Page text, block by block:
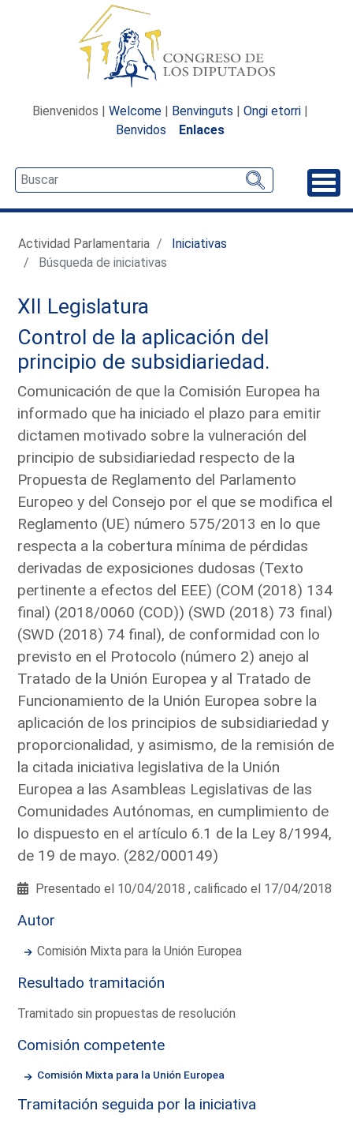
Bienvenidos | Welcome | Benvinguts | Ongi etorri |
Benvidos
Enlaces
Actividad Parlamentaria
Iniciativas
Búsqueda de iniciativas
XII Legislatura
Control de la aplicación del
principio de subsidiariedad.
Comunicación de que la Comisión Europea ha
informado que ha iniciado el plazo para emitir
dictamen motivado sobre la vulneración del
principio de subsidiariedad respecto de la
Propuesta de Reglamento del Parlamento
Europeo y del Consejo por el que se modifica el
Reglamento (UE) número 575/2013 en lo que
respecta a la cobertura mínima de pérdidas
derivadas de exposiciones dudosas (Texto
pertinente a efectos del EEE) (COM (2018) 134
final) (2018/0060 (COD)) (SWD (2018) 73 final)
(SWD (2018) 74 final), de conformidad con lo
previsto en el Protocolo (número 2) anejo al
Tratado de la Unión Europea y al Tratado de
Funcionamiento de la Unión Europea sobre la
aplicación de los principios de subsidiariedad y
proporcionalidad, y asimismo, de la remisión de
la citada iniciativa legislativa de la Unión
Europea a las Asambleas Legislativas de las
Comunidades Autónomas, en cumplimiento de
lo dispuesto en el artículo 6.1 de la Ley 8/1994,
de 19 de mayo. (282/000149)
Presentado el 10/04/2018 , calificado el 17/04/2018
Autor
Comisión Mixta para la Unión Europea
Resultado tramitación
Tramitado sin propuestas de resolución
Comisión competente
Comisión Mixta para la Unión Europea
Tramitación seguida por la iniciativa